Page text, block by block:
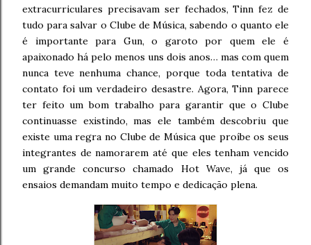
extracurriculares precisavam ser fechados, Tinn fez de
tudo para salvar o Clube de Música, sabendo o quanto ele
é importante para Gun, o garoto por quem ele é
apaixonado há pelo menos uns dois anos… mas com quem
nunca teve nenhuma chance, porque toda tentativa de
contato foi um verdadeiro desastre. Agora, Tinn parece
ter feito um bom trabalho para garantir que o Clube
continuasse existindo, mas ele também descobriu que
existe uma regra no Clube de Música que proíbe os seus
integrantes de namorarem até que eles tenham vencido
um grande concurso chamado Hot Wave, já que os
ensaios demandam muito tempo e dedicação plena.